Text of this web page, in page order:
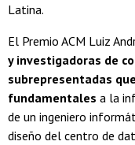
Latina.
El Premio ACM Luiz
y investigadoras de
subrepresentadas
fundamentales a la
de un ingeniero
diseño del centro de